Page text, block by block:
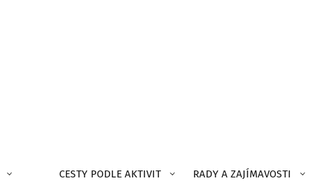
CESTY PODLE AKTIVIT RADY A ZAJÍMAVOSTI